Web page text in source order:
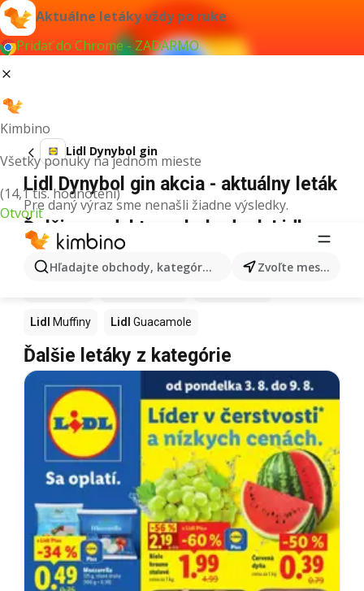
Aktuálne letáky vždy po ruke
Pridať do Chrome - ZADARMO
Kimbino
Všetky ponuky na jednom mieste
(14,1 tis. hodnotení)
Otvoriť
Hľadajte obchody, kategórie, produkty... Zvoľte mesto
Lidl Dynybol gin
Lidl Dynybol gin akcia - aktuálny leták
Pre daný výraz sme nenašli žiadne výsledky.
Ďalšie produkty v obchodoch Lidl
Lidl Muffiny Lidl Guacamole
Ďalšie letáky z kategórie